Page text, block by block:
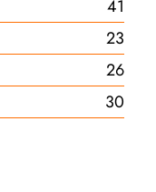
41
23
26
30